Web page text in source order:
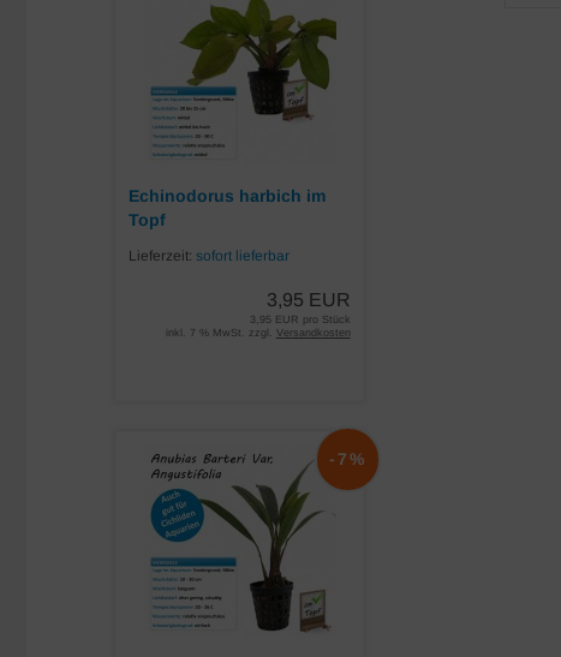
Echinodorus harbich im
Topf
Lieferzeit:sofort lieferbar
3,95 EUR
3,95 EUR pro Stück
inkl. 7 % MwSt. zzgl. Versandkosten
-7%